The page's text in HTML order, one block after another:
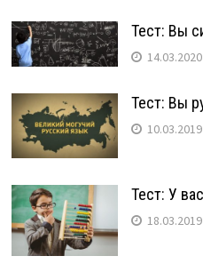
Тест: Вы
14.03.2020
Тест: Вы
10.03.2019
Тест: У
18.03.2019